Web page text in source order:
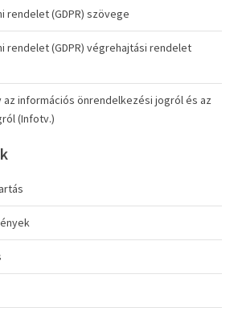
rendelet (GDPR) szövege
rendelet (GDPR) végrehajtási rendelet
az információs önrendelkezési jogról és az
(Infotv.)